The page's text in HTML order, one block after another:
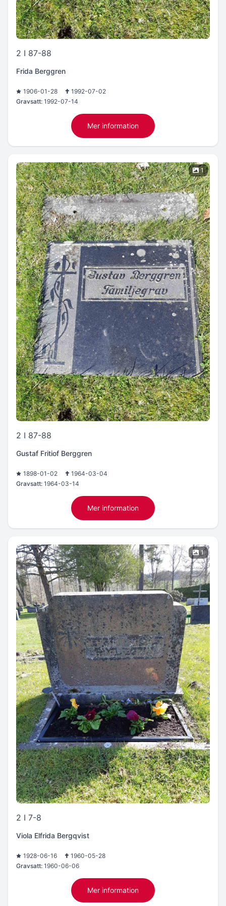
2 I 87-88
Frida Berggren
1906-01-28
1992-07-02
Gravsatt: 1992-07-14
Mer information
1
2 I 87-88
Gustaf Fritiof Berggren
1898-01-02
1964-03-04
Gravsatt: 1964-03-14
Mer information
1
2 I 7-8
Viola Elfrida Bergqvist
1928-06-16
1960-05-28
Gravsatt: 1960-06-06
Mer information